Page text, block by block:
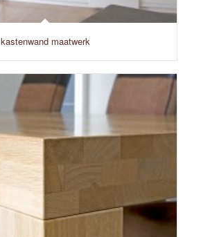
kastenwand maatwerk